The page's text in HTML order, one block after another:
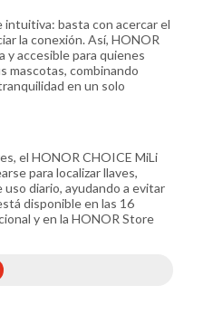
intuitiva: basta con acercar el
la conexión. Así, HONOR
y accesible para quienes
mascotas, combinando
en un solo
el HONOR CHOICE MiLi
para localizar llaves,
diario, ayudando a evitar
disponible en las 16
y en la HONOR Store